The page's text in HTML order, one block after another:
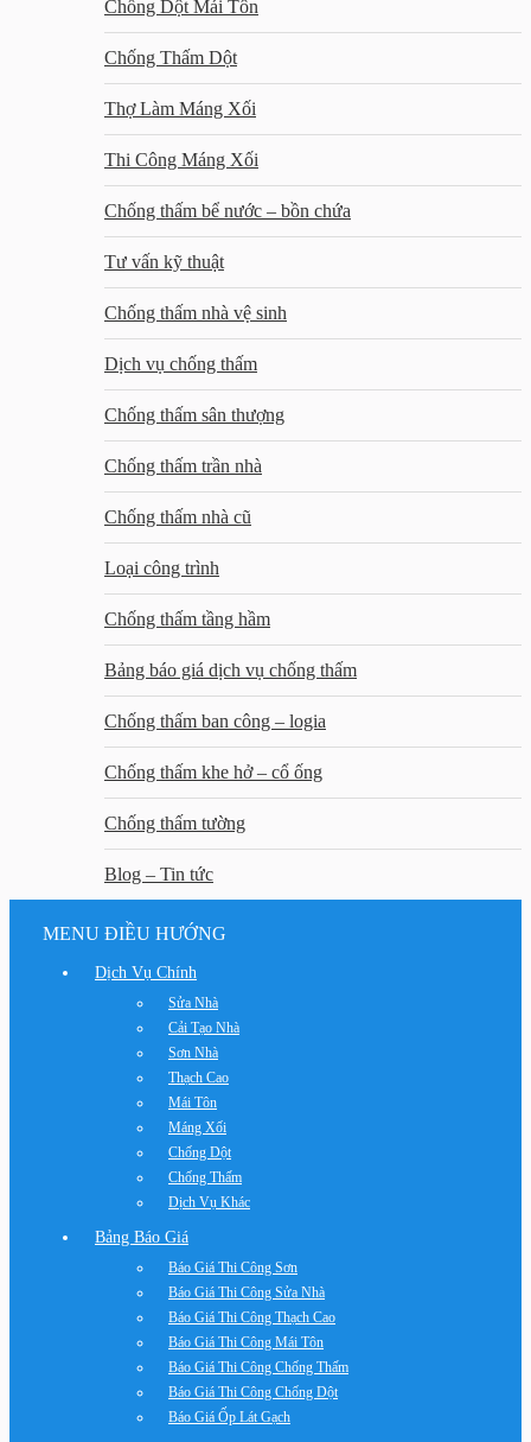
Chống Dột Mái Tôn
Chống Thấm Dột
Thợ Làm Máng Xối
Thi Công Máng Xối
Chống thấm bể nước – bồn chứa
Tư vấn kỹ thuật
Chống thấm nhà vệ sinh
Dịch vụ chống thấm
Chống thấm sân thượng
Chống thấm trần nhà
Chống thấm nhà cũ
Loại công trình
Chống thấm tầng hầm
Bảng báo giá dịch vụ chống thấm
Chống thấm ban công – logia
Chống thấm khe hở – cổ ống
Chống thấm tường
Blog – Tin tức
MENU ĐIỀU HƯỚNG
Dịch Vụ Chính
Sửa Nhà
Cải Tạo Nhà
Sơn Nhà
Thạch Cao
Mái Tôn
Máng Xối
Chống Dột
Chống Thấm
Dịch Vụ Khác
Bảng Báo Giá
Báo Giá Thi Công Sơn
Báo Giá Thi Công Sửa Nhà
Báo Giá Thi Công Thạch Cao
Báo Giá Thi Công Mái Tôn
Báo Giá Thi Công Chống Thấm
Báo Giá Thi Công Chống Dột
Báo Giá Ốp Lát Gạch